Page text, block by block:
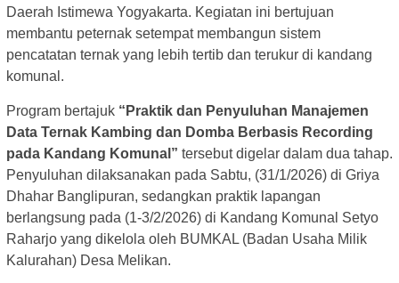
Daerah Istimewa Yogyakarta. Kegiatan ini bertujuan
membantu peternak setempat membangun sistem
pencatatan ternak yang lebih tertib dan terukur di kandang
komunal.
Program bertajuk “Praktik dan Penyuluhan Manajemen
Data Ternak Kambing dan Domba Berbasis Recording
pada Kandang Komunal” tersebut digelar dalam dua tahap.
Penyuluhan dilaksanakan pada Sabtu, (31/1/2026) di Griya
Dhahar Banglipuran, sedangkan praktik lapangan
berlangsung pada (1-3/2/2026) di Kandang Komunal Setyo
Raharjo yang dikelola oleh BUMKAL (Badan Usaha Milik
Kalurahan) Desa Melikan.